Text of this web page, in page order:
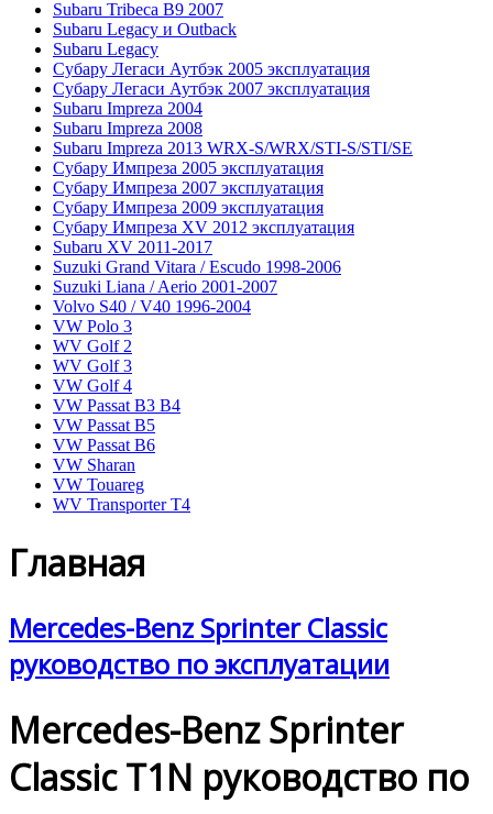
Subaru Tribeca В9 2007
Subaru Legacy и Outback
Subaru Legacy
Субару Легаси Аутбэк 2005 эксплуатация
Субару Легаси Аутбэк 2007 эксплуатация
Subaru Impreza 2004
Subaru Impreza 2008
Subaru Impreza 2013 WRX-S/WRX/STI-S/STI/SE
Субару Импреза 2005 эксплуатация
Субару Импреза 2007 эксплуатация
Субару Импреза 2009 эксплуатация
Субару Импреза XV 2012 эксплуатация
Subaru XV 2011-2017
Suzuki Grand Vitara / Escudo 1998-2006
Suzuki Liana / Aerio 2001-2007
Volvo S40 / V40 1996-2004
VW Polo 3
WV Golf 2
WV Golf 3
VW Golf 4
VW Passat B3 B4
VW Passat B5
VW Passat B6
VW Sharan
VW Touareg
WV Transporter T4
Главная
Mercedes-Benz Sprinter Classic
руководство по эксплуатации
Mercedes-Benz Sprinter
Classic T1N руководство по